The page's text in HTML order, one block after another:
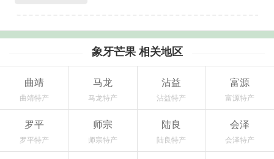
象牙芒果 相关地区
曲靖
曲靖特产
马龙
马龙特产
沾益
沾益特产
富源
富源特产
罗平
罗平特产
师宗
师宗特产
陆良
陆良特产
会泽
会泽特产